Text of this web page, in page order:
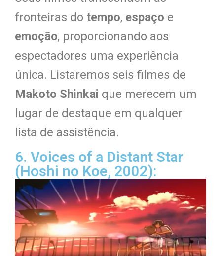
fronteiras do tempo, espaço e
emoção, proporcionando aos
espectadores uma experiência
única. Listaremos seis filmes de
Makoto Shinkai que merecem um
lugar de destaque em qualquer
lista de assistência.
6. Voices of a Distant Star
(Hoshi no Koe, 2002):